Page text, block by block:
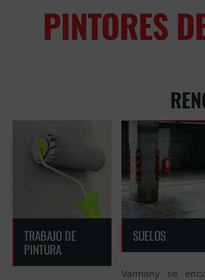
PINTORES
TRABAJO DE
PINTURA
SUELOS
Varmany se